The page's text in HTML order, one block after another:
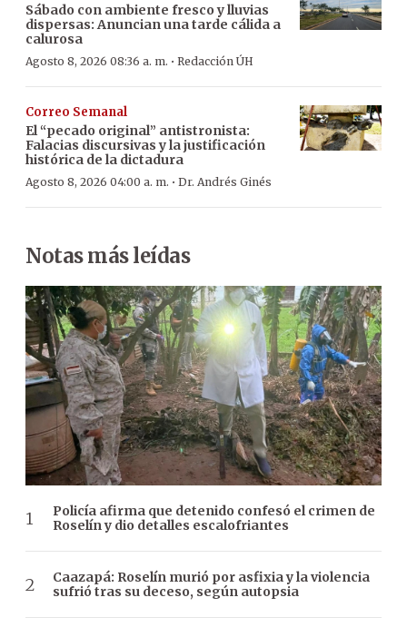
Sábado con ambiente fresco y lluvias
dispersas: Anuncian una tarde cálida a
calurosa
Agosto 8, 2026 08:36 a. m. · Redacción ÚH
Correo Semanal
El “pecado original” antistronista:
Falacias discursivas y la justificación
histórica de la dictadura
Agosto 8, 2026 04:00 a. m. · Dr. Andrés Ginés
Notas más leídas
Policía afirma que detenido confesó el crimen de
Roselín y dio detalles escalofriantes
Caazapá: Roselín murió por asfixia y la violencia
sufrió tras su deceso, según autopsia